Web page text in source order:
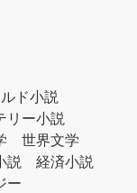
ド小説
リー小説
世界文学
説
経済小説
ー